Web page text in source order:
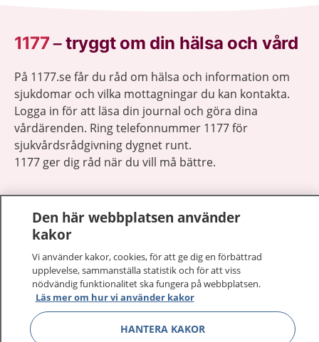
1177–tryggt om din hälsa och vård
På 1177.se får du råd om hälsa och information om
sjukdomar och vilka mottagningar du kan kontakta.
Logga in för att läsa din journal och göra dina
vårdärenden. Ring telefonnummer 1177 för
sjukvårdsrådgivning dygnet runt.
1177 ger dig råd när du vill må bättre.
1177 på flera språk
Om 1177
Kontakt Visa
Den här webbplatsen använder
kakor
Vi använder kakor, cookies, för att ge dig en förbättrad
upplevelse, sammanställa statistik och för att viss
nödvändig funktionalitet ska fungera på webbplatsen.
Läs mer om hur vi använder kakor
HANTERA KAKOR